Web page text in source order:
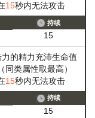
15秒内无法攻击
持续
15
的精力充沛生命值
类属性取最高）
15秒内无法攻击
持续
15